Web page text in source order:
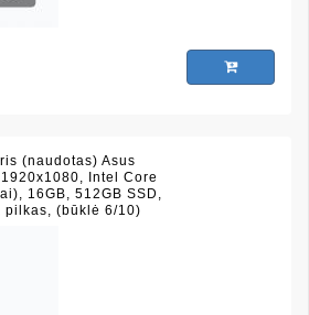
(naudotas) Asus
Intel Core
16GB, 512GB SSD,
pilkas, (būklė 6/10)